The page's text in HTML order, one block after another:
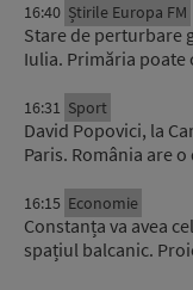
16:40 Știrile Europa FM
Stare de perturbare
Iulia. Primăria
16:31 Sport
David Popovici, la
Paris. România are
16:15 Economie
Constanța va avea
spațiul balcanic.